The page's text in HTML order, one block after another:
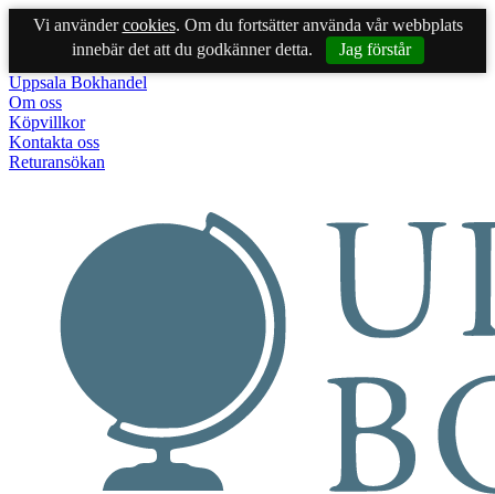
Vi användercookies. Om du fortsätter använda vår webbplats
innebär det att du godkänner detta.
Jag förstår
Uppsala Bokhandel
Om oss
Köpvillkor
Kontakta oss
Returansökan